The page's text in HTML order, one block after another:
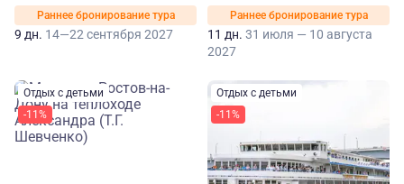
Раннее бронирование тура
9 дн. 14—22 сентября 2027
Раннее бронирование тура
11 дн. 31 июля — 10 августа
2027
Отдых с детьми
-11%
Отдых с детьми
-11%